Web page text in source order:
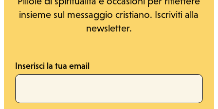
insieme sul messaggio cristiano. Iscriviti alla
newsletter.
Inserisci la tua email